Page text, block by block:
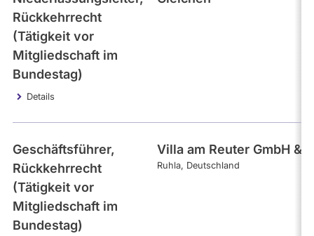
Rückkehrrecht
(Tätigkeit vor
Mitgliedschaft im
Bundestag)
Details
Geschäftsführer,
Rückkehrrecht
(Tätigkeit vor
Mitgliedschaft im
Bundestag)
Villa am Reuter GmbH &
Ruhla Deutschland